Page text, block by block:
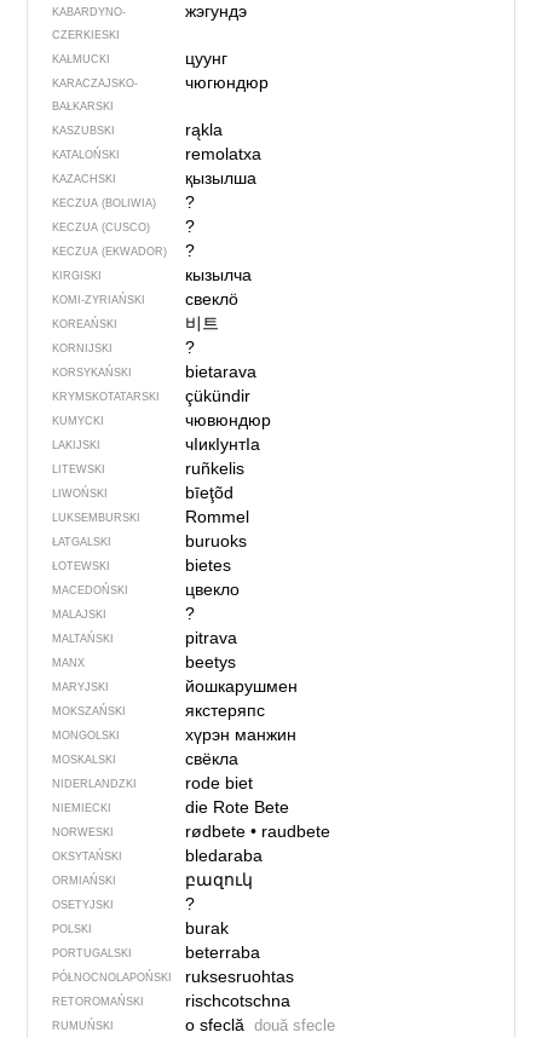
KABARDYNO-
CZERKIESKI
жэгундэ
KAŁMUCKI цуунг
KARACZAJSKO-
BAŁKARSKI
чюгюндюр
KASZUBSKI rąkla
KATALOŃSKI remolatxa
KAZACHSKI қызылша
KECZUA (BOLIWIA) ?
KECZUA (CUSCO) ?
KECZUA (EKWADOR) ?
KIRGISKI кызылча
KOMI-ZYRIAŃSKI свеклӧ
KOREAŃSKI 비트
KORNIJSKI ?
KORSYKAŃSKI bietarava
KRYMSKOTATARSKI çükündir
KUMYCKI чювюндюр
LAKIJSKI чIикIунтIа
LITEWSKI ruñkelis
LIWOŃSKI bīeţõd
LUKSEMBURSKI Rommel
ŁATGALSKI buruoks
ŁOTEWSKI bietes
MACEDOŃSKI цвекло
MALAJSKI ?
MALTAŃSKI pitrava
MANX beetys
MARYJSKI йошкарушмен
MOKSZAŃSKI якстеряпс
MONGOLSKI хүрэн манжин
MOSKALSKI свёкла
NIDERLANDZKI rode biet
NIEMIECKI die Rote Bete
NORWESKI rødbete• raudbete
OKSYTAŃSKI bledaraba
ORMIAŃSKI բազուկ
OSETYJSKI ?
POLSKI burak
PORTUGALSKI beterraba
PÓŁNOCNO­LA­POŃ­SKI ruksesruohtas
RETOROMAŃSKI rischcotschna
RUMUŃSKI o sfeclă două sfecle